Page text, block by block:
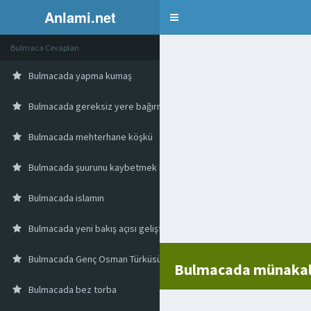
Anlami.net Bulmaca
Bulmacada
Bulmaca Cevapları
Bulmacada yapma kumaş
Bulmacada gereksiz yere bağırma
Bulmacada mehterhane köşkü
Bulmacada şuurunu kaybetmek kendinden geçmek
Bulmacada islamın
Bulmacada yeni bakış açısı geliştirme
Bulmacada Genç Osman Türküsünde De Geçen Kuşak Türü
Bulmacada bez torba